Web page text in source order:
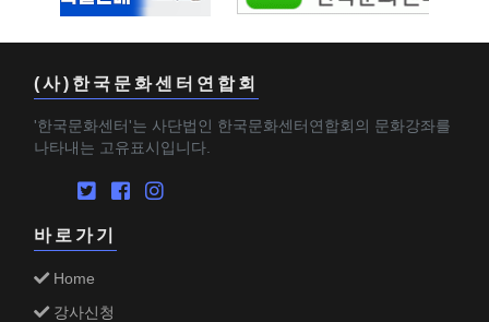
(사)한국문화센터연합회
'한국문화센터'는 사단법인 한국문화센터연합회의 문화강좌를
나타내는 고유표시입니다.
바로가기
Home
강사신청